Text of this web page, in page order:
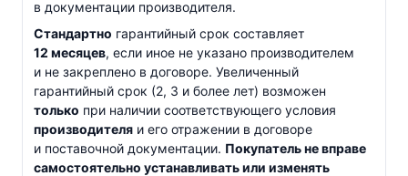
в документации производителя.
Стандартно гарантийный срок составляет
12 месяцев, если иное не указано производителем
и не закреплено в договоре. Увеличенный
гарантийный срок (2, 3 и более лет) возможен
только при наличии соответствующего условия
производителя и его отражении в договоре
и поставочной документации. Покупатель не вправе
самостоятельно устанавливать или изменять